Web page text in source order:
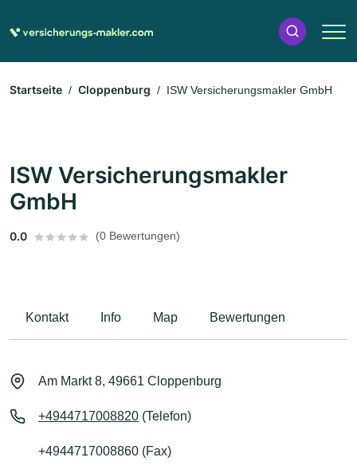
Startseite Cloppenburg ISW Versicherungsmakler GmbH
ISW Versicherungsmakler
GmbH
0.0 (0 Bewertungen)
Kontakt Info Map Bewertungen
Am Markt 8, 49661 Cloppenburg
+4944717008820 (Telefon)
+4944717008860 (Fax)